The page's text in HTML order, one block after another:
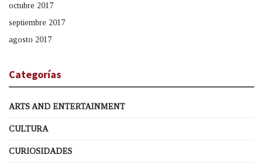
octubre 2017
septiembre 2017
agosto 2017
Categorías
ARTS AND ENTERTAINMENT
CULTURA
CURIOSIDADES